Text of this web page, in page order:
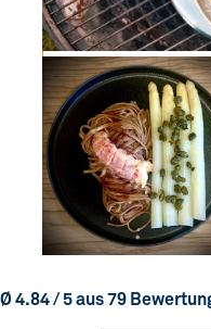
Ø 4.84 / 5 aus 79